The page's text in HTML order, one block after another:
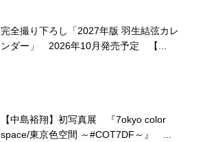
完全撮り下ろし「2027年版 羽生結弦カレ
ンダー」 2026年10月発売予定 【...
【中島裕翔】初写真展 『7okyo color
space/東京色空間 ～#COT7DF～』 ...